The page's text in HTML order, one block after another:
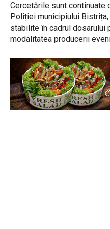
Cercetările sunt
Poliției municipiului
stabilite în cadrul dosarului
modalitatea producerii